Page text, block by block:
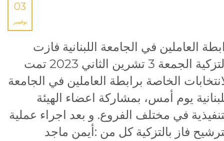
03
نوفمبر
العاملين في الجامعة اللبنانية فازت
بالتزكية الجمعة 3 تشرين الثاني 2023 تمت
الخاصة برابطة العاملين في الجامعة
يوم أمس، بمشاركة اعضاء الهيئة
في مختلف الفروع. و بعد اجراء عملية
فاز بالتزكية كل من :أيمن ماجد